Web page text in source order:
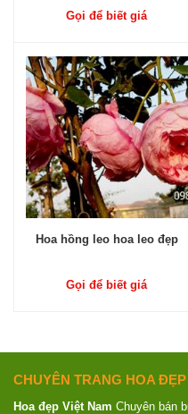
Gọi để biết giá
Hoa hồng leo hoa leo đẹp
Gọi để biết giá
CHUYÊN TRANG HOA
Hoa đẹp Việt Nam Chuyên bán